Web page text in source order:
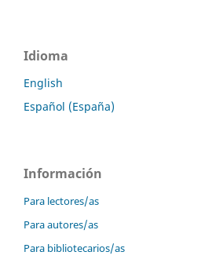
Idioma
English
Español (España)
Información
Para lectores/as
Para autores/as
Para bibliotecarios/as